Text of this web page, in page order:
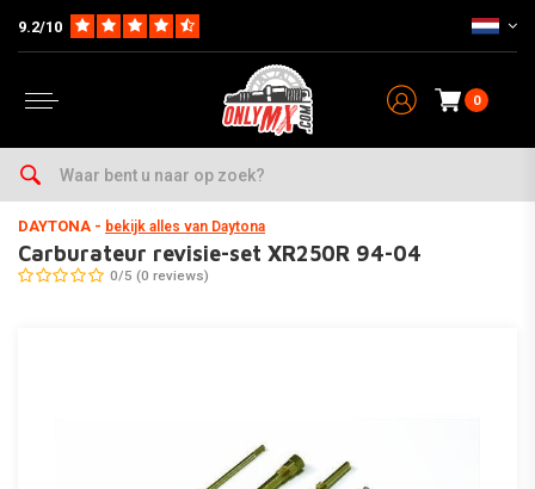
9.2/10
0
Home Carburateur & Toebehoren
DAYTONA - bekijk alles van Daytona
Carburateur revisie-set XR250R 94-04
0/5 (0 reviews)